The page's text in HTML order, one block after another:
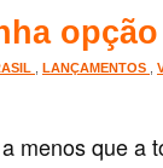
LANÇAMENTOS
menos que a